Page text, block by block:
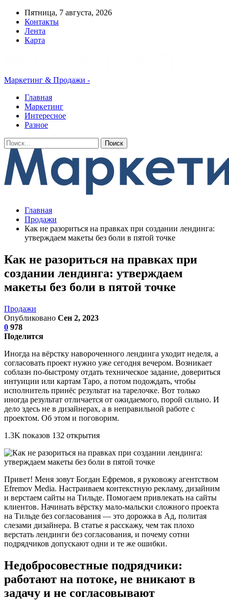
Пятница, 7 августа, 2026
Контакты
Лента
Карта
Маркетинг & Продажи -
Главная
Маркетинг
Интересное
Разное
Главная
Продажи
Как не разориться на правках при создании лендинга:
утверждаем макеты без боли в пятой точке
Как не разориться на правках при
создании лендинга: утверждаем
макеты без боли в пятой точке
Продажи
Опубликовано Сен 2, 2023
0 978
Поделится
Иногда на вёрстку навороченного лендинга уходит неделя, а
согласовать проект нужно уже сегодня вечером. Возникает
соблазн по-быстрому отдать техническое задание, довериться
интуиции или картам Таро, а потом подождать, чтобы
исполнитель принёс результат на тарелочке. Вот только
иногда результат отличается от ожидаемого, порой сильно. И
дело здесь не в дизайнерах, а в неправильной работе с
проектом. Об этом и поговорим.
1.3K показов 132 открытия
Привет! Меня зовут Богдан Ефремов, я руковожу агентством
Efremov Media. Настраиваем контекстную рекламу, дизайним
и верстаем сайты на Тильде. Помогаем привлекать на сайты
клиентов. Начинать вёрстку мало-мальски сложного проекта
на Тильде без согласования — это дорожка в Ад, политая
слезами дизайнера. В статье я расскажу, чем так плохо
верстать лендинги без согласования, и почему сотни
подрядчиков допускают одни и те же ошибки.
Недобросовестные подрядчики:
работают на потоке, не вникают в
задачу и не согласовывают